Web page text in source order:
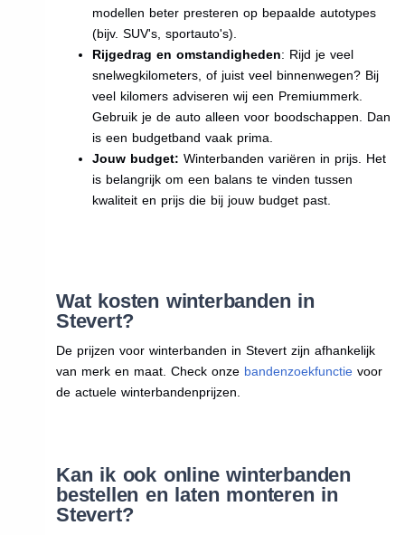
modellen beter presteren op bepaalde autotypes
(bijv. SUV's, sportauto's).
Rijgedrag en omstandigheden: Rijd je veel
snelwegkilometers, of juist veel binnenwegen? Bij
veel kilomers adviseren wij een Premiummerk.
Gebruik je de auto alleen voor boodschappen. Dan
is een budgetband vaak prima.
Jouw budget: Winterbanden variëren in prijs. Het
is belangrijk om een balans te vinden tussen
kwaliteit en prijs die bij jouw budget past.
Wat kosten winterbanden in
Stevert?
De prijzen voor winterbanden in Stevert zijn afhankelijk
van merk en maat. Check onze bandenzoekfunctievoor
de actuele winterbandenprijzen.
Kan ik ook online winterbanden
bestellen en laten monteren in
Stevert?